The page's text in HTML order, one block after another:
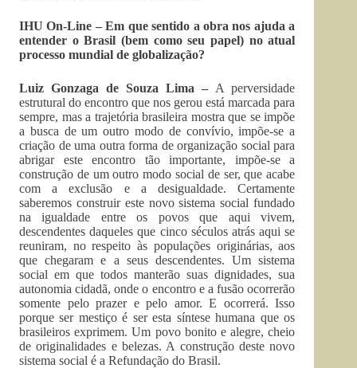
IHU On-Line – Em que sentido a obra nos ajuda a
entender o Brasil (bem como seu papel) no atual
processo mundial de globalização?
Luiz Gonzaga de Souza Lima – A perversidade
estrutural do encontro que nos gerou está marcada para
sempre, mas a trajetória brasileira mostra que se impõe
a busca de um outro modo de convívio, impõe-se a
criação de uma outra forma de organização social para
abrigar este encontro tão importante, impõe-se a
construção de um outro modo social de ser, que acabe
com a exclusão e a desigualdade. Certamente
saberemos construir este novo sistema social fundado
na igualdade entre os povos que aqui vivem,
descendentes daqueles que cinco séculos atrás aqui se
reuniram, no respeito às populações originárias, aos
que chegaram e a seus descendentes. Um sistema
social em que todos manterão suas dignidades, sua
autonomia cidadã, onde o encontro e a fusão ocorrerão
somente pelo prazer e pelo amor. E ocorrerá. Isso
porque ser mestiço é ser esta síntese humana que os
brasileiros exprimem. Um povo bonito e alegre, cheio
de originalidades e belezas. A construção deste novo
sistema social é a Refundação do Brasil.